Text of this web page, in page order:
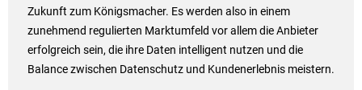
Zukunft zum Königsmacher. Es werden also in einem
zunehmend regulierten Marktumfeld vor allem die Anbieter
erfolgreich sein, die ihre Daten intelligent nutzen und die
Balance zwischen Datenschutz und Kundenerlebnis meistern.